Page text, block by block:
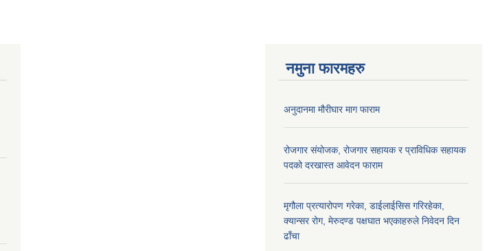
नमुना फारमहरु
अनुदानमा मौरीघार माग फाराम
रोजगार संयोजक, रोजगार सहायक र प्राविधिक सहायक
पदको दरखास्त आवेदन फाराम
मृगौला प्रत्यारोपण गरेका, डाईलाईसिस गरिरहेका,
क्यान्सर रोग, मेरुदण्ड पक्षघात भएकाहरुले निवेदन दिन
ढाँचा